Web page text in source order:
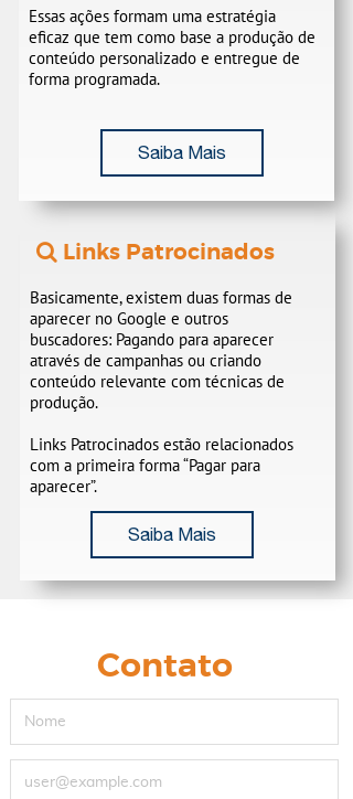
Basicamente, existem duas formas de
aparecer no Google e outros
buscadores: Pagando para aparecer
através de campanhas ou criando
conteúdo relevante com técnicas de
produção.
Links Patrocinados estão relacionados
com a primeira forma “Pagar para
aparecer”.
​​​​​​​ Links Patrocinados
Saiba Mais
Essas ações formam uma estratégia
eficaz que tem como base a produção de
conteúdo personalizado e entregue de
forma programada.​​​​​​​
Saiba Mais
Contato